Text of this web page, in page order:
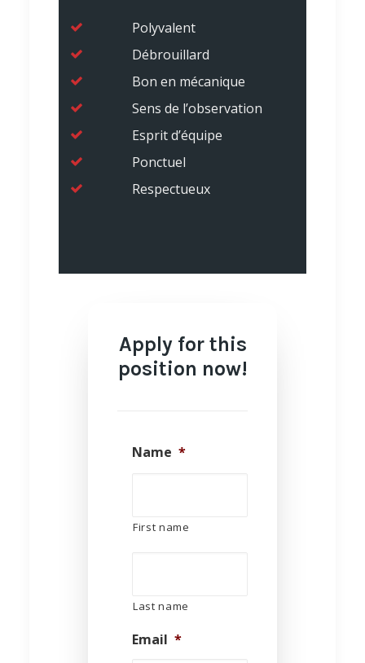
Polyvalent
Débrouillard
Bon en mécanique
Sens de l’observation
Esprit d’équipe
Ponctuel
Respectueux
Apply for this
position now!
Name *
First name
Last name
Email *